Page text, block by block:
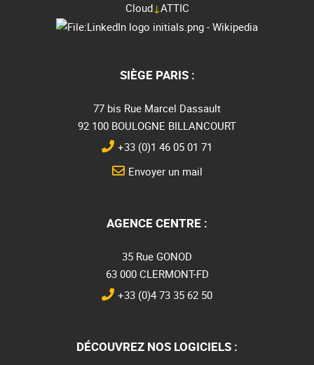
Cloud↓ATTIC
SIÈGE PARIS :
77 bis Rue Marcel Dassault
92 100 BOULOGNE BILLANCOURT
+33 (0)1 46 05 01 71
Envoyer un mail
AGENCE CENTRE :
35 Rue GONOD
63 000 CLERMONT-FD
+33 (0)4 73 35 62 50
DÉCOUVREZ NOS LOGICIELS :